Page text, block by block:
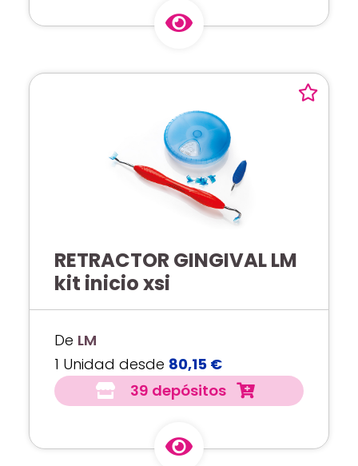
RETRACTOR GINGIVAL LM
kit inicio xsi
De LM
1 Unidad desde 80,15 €
39 depósitos